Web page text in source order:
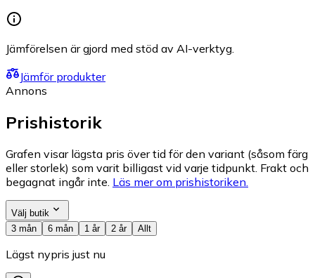
Jämförelsen är gjord med stöd av AI-verktyg.
Jämför produkter
Annons
Prishistorik
Grafen visar lägsta pris över tid för den variant (såsom färg
eller storlek) som varit billigast vid varje tidpunkt. Frakt och
begagnat ingår inte. Läs mer om prishistoriken.
Välj butik
3 mån
6 mån 1 år 2 år Allt
Lägst nypris just nu